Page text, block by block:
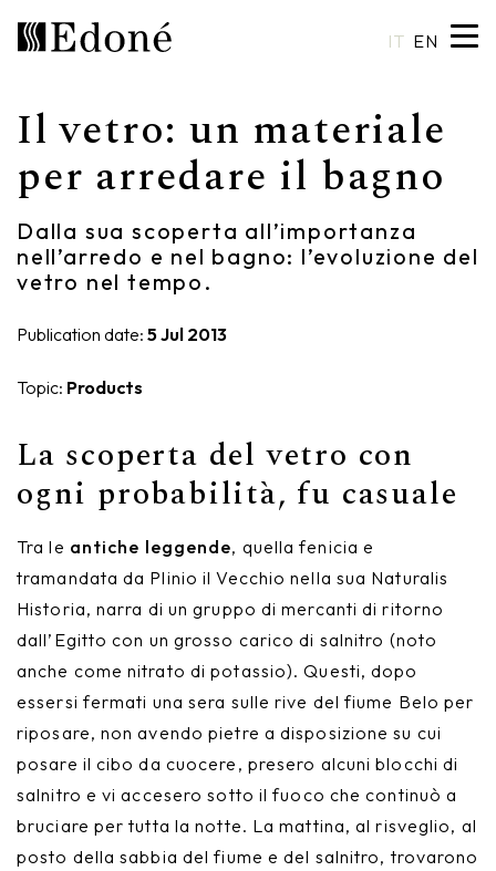
IT EN
Il vetro: un materiale
per arredare il bagno
Dalla sua scoperta all’importanza
nell’arredo e nel bagno: l’evoluzione del
vetro nel tempo.
Publication date: 5 Jul 2013
Topic: Products
La scoperta del vetro con
ogni probabilità, fu casuale
Tra le antiche leggende, quella fenicia e
tramandata da Plinio il Vecchio nella sua Naturalis
Historia, narra di un gruppo di mercanti di ritorno
dall’Egitto con un grosso carico di salnitro (noto
anche come nitrato di potassio). Questi, dopo
essersi fermati una sera sulle rive del fiume Belo per
riposare, non avendo pietre a disposizione su cui
posare il cibo da cuocere, presero alcuni blocchi di
salnitro e vi accesero sotto il fuoco che continuò a
bruciare per tutta la notte. La mattina, al risveglio, al
posto della sabbia del fiume e del salnitro, trovarono
Calipso
Chrono
Eos
Nike
Giunone
Atena
Eros
Artemide
Minerva
Bath-Living
Wall coverings
Bathtubs
Mirrors
Spotlights
Shelves
Furnishing accessories
Made in Italy
Custom Design